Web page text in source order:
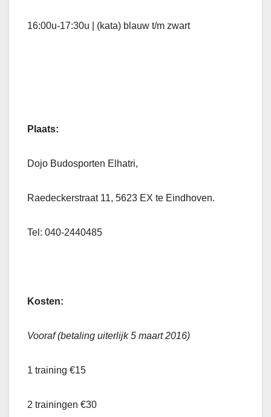
16:00u-17:30u | (kata) blauw t/m zwart
Plaats:
Dojo Budosporten Elhatri,
Raedeckerstraat 11, 5623 EX te Eindhoven.
Tel: 040-2440485
Kosten:
Vooraf (betaling uiterlijk 5 maart 2016)
1 training €15
2 trainingen €30